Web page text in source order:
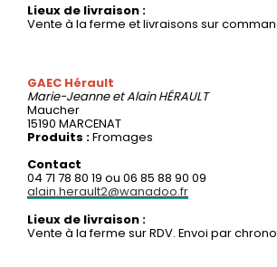
Lieux de livraison :
Vente à la ferme et livraisons sur
GAEC Hérault
Marie-Jeanne et AlainHÉRAULT
Maucher
15190 MARCENAT
Produits :Fromages
Contact
04 71 78 80 19 ou 06 85 88 90 09
alain.herault2@wanadoo.fr
Lieux de livraison :
Vente à la ferme sur RDV. Envoi par